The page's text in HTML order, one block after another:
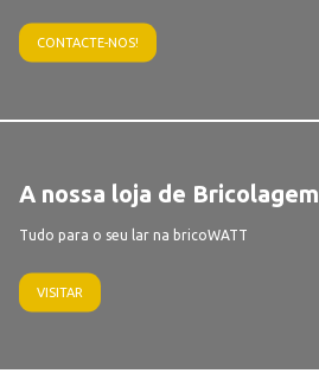
CONTACTE-NOS!
A nossa loja de Bricolagem
Tudo para o seu lar na bricoWATT
VISITAR